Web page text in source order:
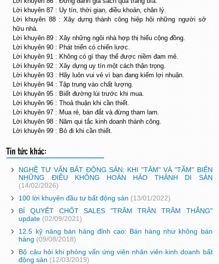
Lời khuyên 87 : Uy tín, thời gian, điều khoản, chân lý.
Lời khuyên 88 : Xây dựng thành công hiệp hội những người sở
hữu nhà.
Lời khuyên 89 : Xây những ngôi nhà hợp thị hiếu cộng đồng.
Lời khuyên 90 : Phát triển có chiến lược.
Lời khuyên 91 : Không có gì thay thế được niềm đam mê.
Lời khuyên 92 : Xây dựng uy tín một cách thận trọng.
Lời khuyên 93 : Hãy luôn vui vẻ vì bạn đang kiếm lợi nhuận.
Lời khuyên 94 : Tập trung vào chất lượng.
Lời khuyên 95 : Biết đường lùi trước khi mua.
Lời khuyên 96 : Thoả thuận khi cần thiết.
Lời khuyên 97 : Mua rẻ, bán đắt và đừng tham lam.
Lời khuyên 98 : Năm qui tắc kinh doanh thành công.
Lời khuyên 99 : Bỏ đi khi cần thiết.
Tin tức khác:
NGHỀ TƯ VẤN BẤT ĐỘNG SẢN: KHI "TÂM" VÀ "TẦM" BIẾN
NHỮNG ĐIỀU KHÔNG HOÀN HẢO THÀNH DI SẢN
(14/02/2026)
100 lời khuyên đầu tư bất động sản (13/01/2022)
BÍ QUYẾT CHỐT SALES "TRĂM TRẬN TRĂM THẮNG"
update (02/09/2021)
12.5 kỹ năng bán hàng đỉnh cao: Bán hàng như không bán
hàng (09/08/2018)
Bộ câu hỏi khi phỏng vấn ứng viên nhân viên kinh doanh bất
động sản (12/03/2019)